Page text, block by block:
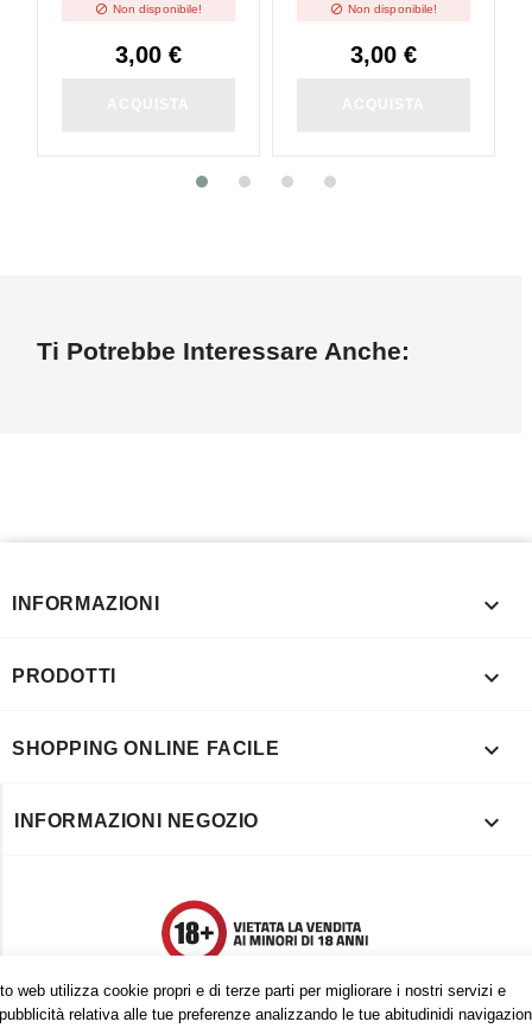
70/30 - 10ml
 Non disponibile!
3,00 €
50/50 - 10ml
 Non disponibile!
3,00 €
Ti Potrebbe Interessare Anche:
web utilizza cookie propri e di terze parti per migliorare i nostri servizi e
relativa alle tue preferenze analizzando le tue abitudinidi
INFORMAZIONI 
PRODOTTI 
SHOPPING ONLINE FACILE 
INFORMAZIONI NEGOZIO 